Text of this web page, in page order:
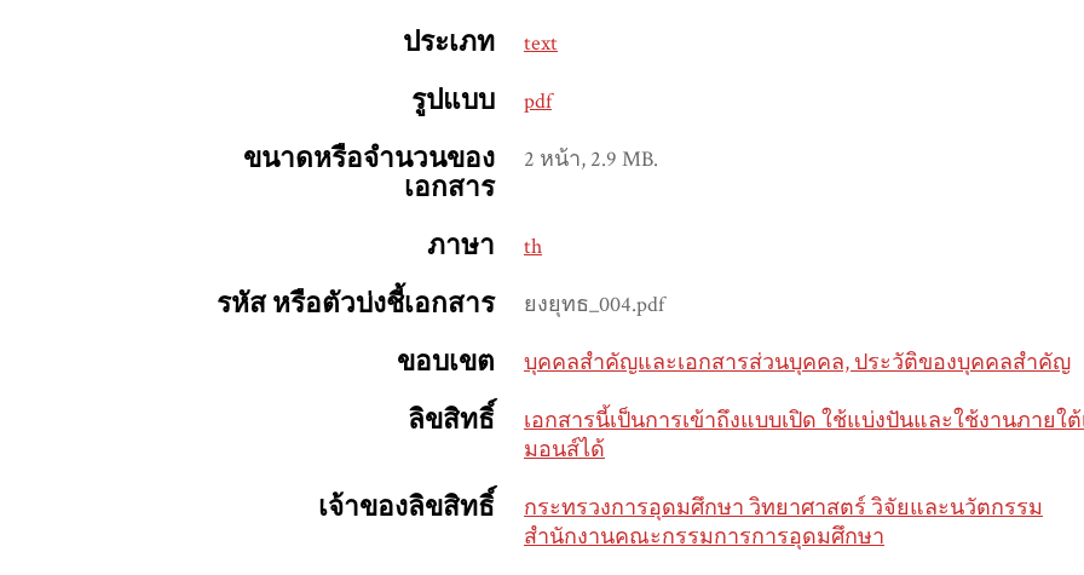
ประเภท text
รูปแบบ pdf
ขนาดหรือจำนวนของ
เอกสาร
2 หน้า, 2.9 MB.
ภาษา th
รหัส หรือตัวบ่งชี้เอกสาร ยงยุทธ_004.pdf
ขอบเขต บุคคลสำคัญและเอกสารส่วนบุคคล, ประวัติของบุคคลสำคัญ
ลิขสิทธิ์
เอกสารนี้เป็นการเข้าถึงแบบเปิด ใช้แบ่งปันและใช้งานภาย
มอนส์ได้
เจ้าของลิขสิทธิ์
กระทรวงการอุดมศึกษา วิทยาศาสตร์ วิจัยและนวัตกรรม
สำนักงานคณะกรรมการการอุดมศึกษา